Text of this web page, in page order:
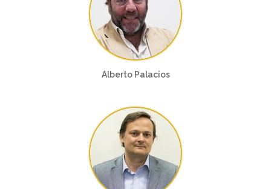
Alberto Palacios